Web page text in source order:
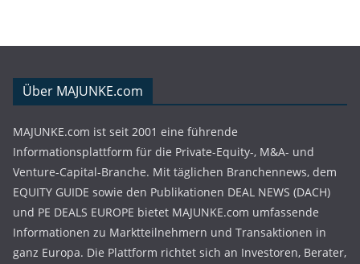
Über MAJUNKE.com
MAJUNKE.com ist seit 2001 eine führende
Informationsplattform für die Private-Equity-, M&A- und
Venture-Capital-Branche. Mit täglichen Branchennews, dem
EQUITY GUIDE sowie den Publikationen DEAL NEWS (DACH)
und PE DEALS EUROPE bietet MAJUNKE.com umfassende
Informationen zu Marktteilnehmern und Transaktionen in
ganz Europa. Die Plattform richtet sich an Investoren, Berater,